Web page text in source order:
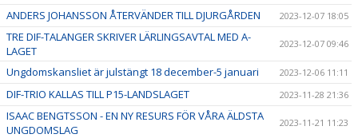
ANDERS JOHANSSON ÅTERVÄNDER TILL DJURGÅRDEN 2023-12-07 18:05
TRE DIF-TALANGER SKRIVER LÄRLINGSAVTAL MED A-
LAGET
2023-12-07 09:46
Ungdomskansliet är julstängt 18 december-5 januari 2023-12-06 11:11
DIF-TRIO KALLAS TILL P15-LANDSLAGET 2023-11-28 21:36
ISAAC BENGTSSON - EN NY RESURS FÖR VÅRA ÄLDSTA
UNGDOMSLAG
2023-11-21 11:23